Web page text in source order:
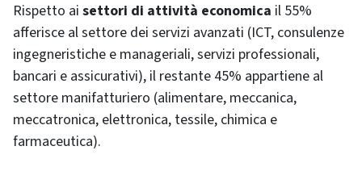
Rispetto ai settori di attività economica il 55%
afferisce al settore dei servizi avanzati (ICT, consulenze
ingegneristiche e manageriali, servizi professionali,
bancari e assicurativi), il restante 45% appartiene al
settore manifatturiero (alimentare, meccanica,
meccatronica, elettronica, tessile, chimica e
farmaceutica).